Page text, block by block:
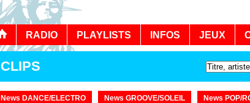
RADIO PLAYLISTS INFOS JEUX
CLIPS
News DANCE/ELECTRO News GROOVE/SOLEIL News POP/